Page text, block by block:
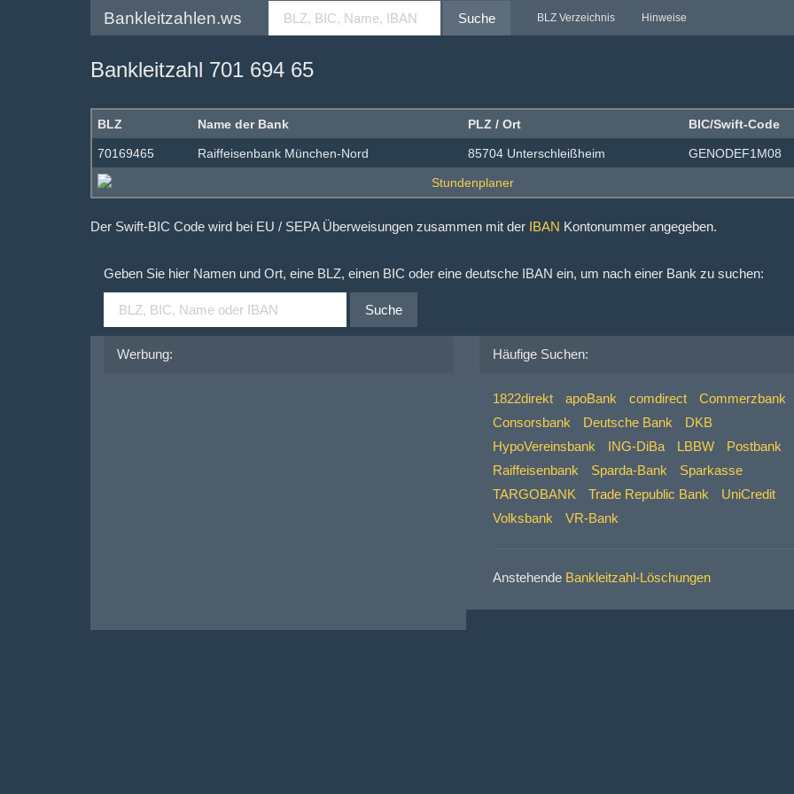
Bankleitzahlen.ws Suche BLZ Verzeichnis Hinweise
Bankleitzahl 701 694 65
BLZ Name der Bank PLZ / Ort BIC/Swift-Code
70169465 Raiffeisenbank München-Nord 85704 Unterschleißheim GENODEF1M08
Der Swift-BIC Code wird bei EU / SEPA Überweisungen zusammen mit der IBAN Kontonummer angegeben.
Geben Sie hier Namen und Ort, eine BLZ, einen BIC oder eine deutsche IBAN ein, um nach einer Bank zu suchen:
Suche
Werbung: Häufige Suchen:
1822direkt apoBank comdirect
Commerzbank
Consorsbank
Deutsche Bank
DKB
HypoVereinsbank
ING-DiBa LBBW
Postbank
Raiffeisenbank
Sparda-Bank
Sparkasse
TARGOBANK
Trade Republic Bank
UniCredit
Volksbank
VR-Bank
Anstehende Bankleitzahl-Löschungen